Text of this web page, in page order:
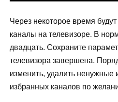
Через некоторое время
каналы на телевизоре. В
двадцать. Сохраните
телевизора завершена.
изменить, удалить ненужные
избранных каналов по